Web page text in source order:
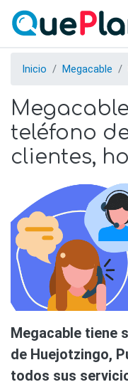
Inicio Megacable
teléfono
clientes,
Megacable tiene
de Huejotzingo,
todos sus